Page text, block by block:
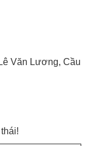
Văn Lương, Cầu